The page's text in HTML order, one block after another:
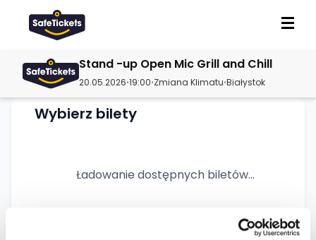
Stand -up Open Mic Grill and Chill
20.05.2026•19:00•Zmiana Klimatu•Białystok
Wybierz bilety
Ładowanie dostępnych biletów...